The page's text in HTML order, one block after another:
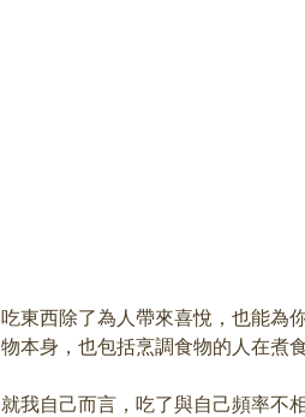
吃東西除了為人帶來喜悅，也能為
物本身，也包括烹調食物的人在煮
就我自己而言，吃了與自己頻率不